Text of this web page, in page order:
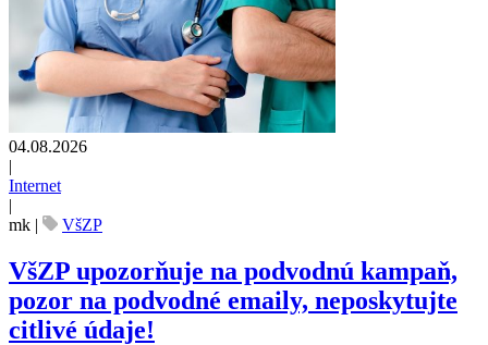
04.08.2026
|
Internet
|
mk | VšZP
VšZP upozorňuje na podvodnú kampaň,
pozor na podvodné emaily, neposkytujte
citlivé údaje!